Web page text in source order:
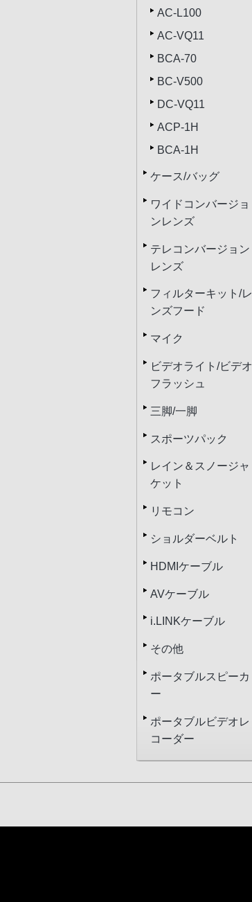
AC-L100
AC-VQ11
BCA-70
BC-V500
DC-VQ11
ACP-1H
BCA-1H
ケース/バッグ
ワイドコンバージョ
ンレンズ
テレコンバージョン
レンズ
フィルターキット/レ
ンズフード
マイク
ビデオライト/ビデオ
フラッシュ
三脚/一脚
スポーツパック
レイン＆スノージャ
ケット
リモコン
ショルダーベルト
HDMIケーブル
AVケーブル
i.LINKケーブル
その他
ポータブルスピーカ
ー
ポータブルビデオレ
コーダー